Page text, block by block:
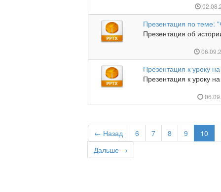
Презентация по теме:
Презентация об
Презентация к уроку
Презентация к уроку
← Назад 6 7 8 9 10
Дальше →